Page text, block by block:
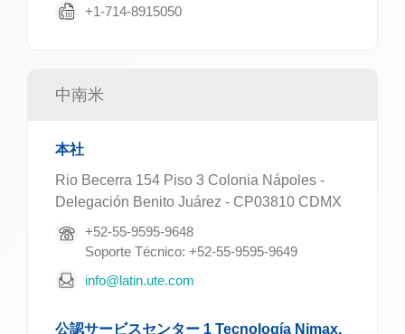
+1-714-8915050
中南米
本社
Rio Becerra 154 Piso 3 Colonia Nápoles -
Delegación Benito Juárez - CP03810 CDMX
+52-55-9595-9648
Soporte Técnico: +52-55-9595-9649
info@latin.ute.com
公認サービスセンター 1 Tecnología Nimax,